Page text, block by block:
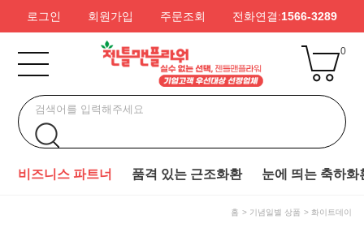
로그인 회원가입 주문조회 전화연결:1566-3289
0
비즈니스 파트너 품격 있는 근조화환 눈에 띄는 축하화
홈 기념일별 상품 화이트데이